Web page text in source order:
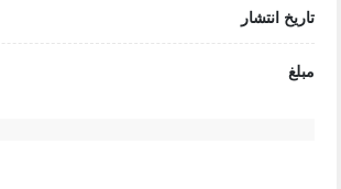
تاریخ انتشار
مبلغ